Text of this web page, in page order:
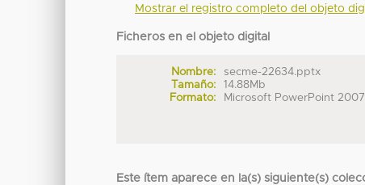
Mostrar el registro completo del objeto
Ficheros en el objeto digital
Nombre:
secme-22634.pptx
Tamaño:
14.88Mb
Formato:
Microsoft PowerPoint 2007
Este ítem aparece en la(s) siguiente(s)